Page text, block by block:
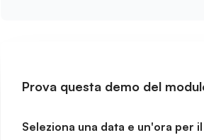
Prova questa demo del
Seleziona una data e un'ora per